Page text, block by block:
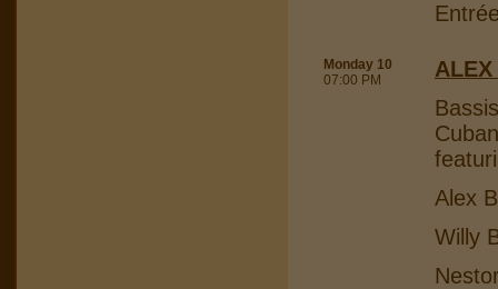
Monday 10
07:00 PM
Alex
Willy